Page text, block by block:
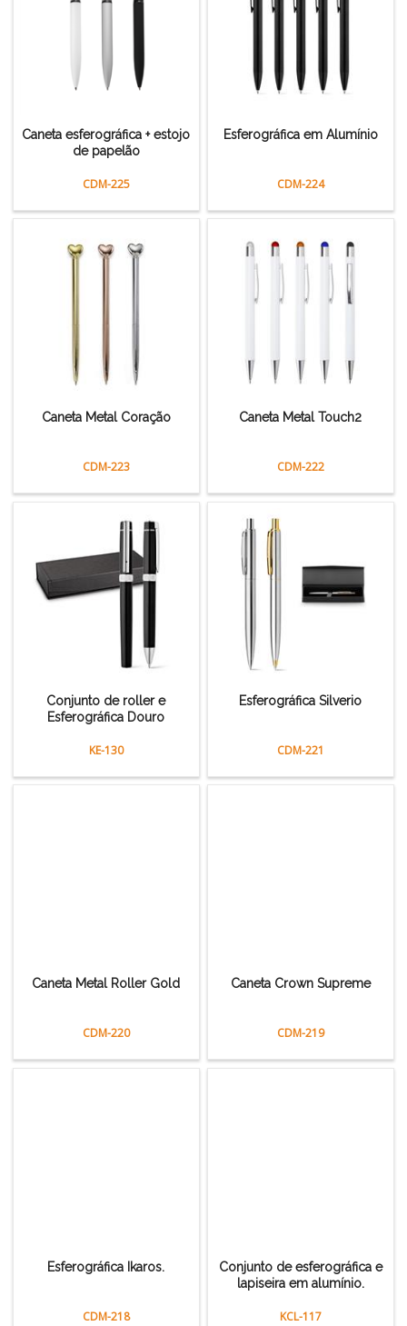
Caneta esferográfica + estojo
de papelão
CDM-225
Esferográfica em Alumínio
CDM-224
Caneta Metal Coração
CDM-223
Caneta Metal Touch2
CDM-222
Conjunto de roller e
Esferográfica Douro
KE-130
Esferográfica Silverio
CDM-221
Caneta Metal Roller Gold
CDM-220
Caneta Crown Supreme
CDM-219
Esferográfica Ikaros.
CDM-218
Conjunto de esferográfica e
lapiseira em alumínio.
KCL-117